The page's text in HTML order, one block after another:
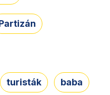
turisták baba